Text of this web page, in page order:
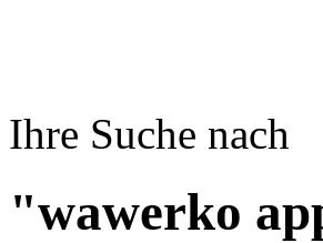
Ihre Suche nach
"wawerko